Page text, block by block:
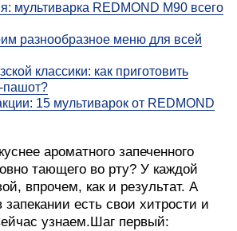
мультиварка REDMOND М90 всего
разнообразное меню для всей
классики: как приготовить
пашот?
15 мультиварок от REDMOND
ароматного запеченного
тающего во рту? У каждой
впрочем, как и результат. А
есть свои хитрости и
узнаем.Шаг первый: